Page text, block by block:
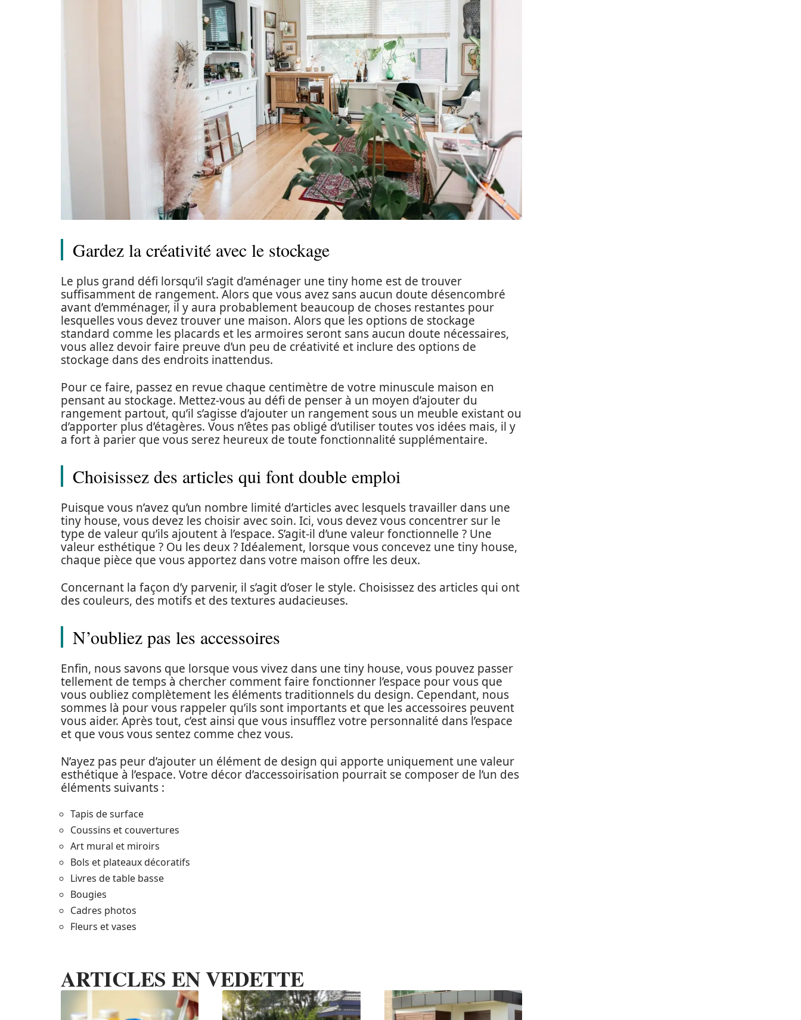
Gardez la créativité avec le stockage
Le plus grand défi lorsqu’il s’agit d’aménager une tiny home est de trouver
suffisamment de rangement. Alors que vous avez sans aucun doute désencombré
avant d’emménager, il y aura probablement beaucoup de choses restantes pour
lesquelles vous devez trouver une maison. Alors que les options de stockage
standard comme les placards et les armoires seront sans aucun doute nécessaires,
vous allez devoir faire preuve d’un peu de créativité et inclure des options de
stockage dans des endroits inattendus.
Pour ce faire, passez en revue chaque centimètre de votre minuscule maison en
pensant au stockage. Mettez-vous au défi de penser à un moyen d’ajouter du
rangement partout, qu’il s’agisse d’ajouter un rangement sous un meuble existant ou
d’apporter plus d’étagères. Vous n’êtes pas obligé d’utiliser toutes vos idées mais, il y
a fort à parier que vous serez heureux de toute fonctionnalité supplémentaire.
Choisissez des articles qui font double emploi
Puisque vous n’avez qu’un nombre limité d’articles avec lesquels travailler dans une
tiny house, vous devez les choisir avec soin. Ici, vous devez vous concentrer sur le
type de valeur qu’ils ajoutent à l’espace. S’agit-il d’une valeur fonctionnelle ? Une
valeur esthétique ? Ou les deux ? Idéalement, lorsque vous concevez une tiny house,
chaque pièce que vous apportez dans votre maison offre les deux.
Concernant la façon d’y parvenir, il s’agit d’oser le style. Choisissez des articles qui ont
des couleurs, des motifs et des textures audacieuses.
N’oubliez pas les accessoires
Enfin, nous savons que lorsque vous vivez dans une tiny house, vous pouvez passer
tellement de temps à chercher comment faire fonctionner l’espace pour vous que
vous oubliez complètement les éléments traditionnels du design. Cependant, nous
sommes là pour vous rappeler qu’ils sont importants et que les accessoires peuvent
vous aider. Après tout, c’est ainsi que vous insufflez votre personnalité dans l’espace
et que vous vous sentez comme chez vous.
N’ayez pas peur d’ajouter un élément de design qui apporte uniquement une valeur
esthétique à l’espace. Votre décor d’accessoirisation pourrait se composer de l’un des
éléments suivants :
Tapis de surface
Coussins et couvertures
Art mural et miroirs
Bols et plateaux décoratifs
Livres de table basse
Bougies
Cadres photos
Fleurs et vases
ARTICLES EN VEDETTE